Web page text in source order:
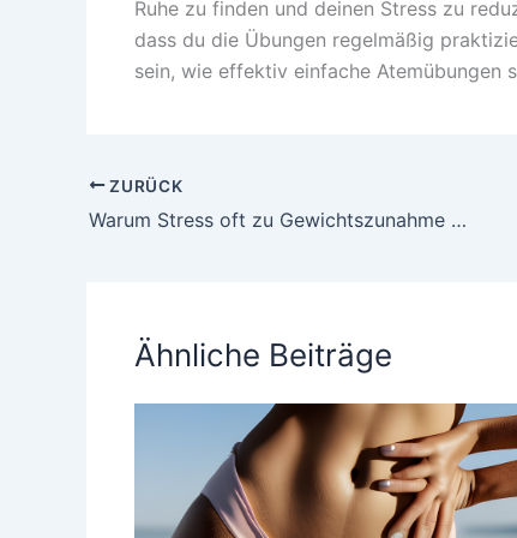
Ruhe zu finden und deinen Stress zu
dass du die Übungen regelmäßig
sein, wie effektiv einfache Atemübungen
ZURÜCK
Warum Stress oft zu Gewichtszunahme führt
Ähnliche Beiträge